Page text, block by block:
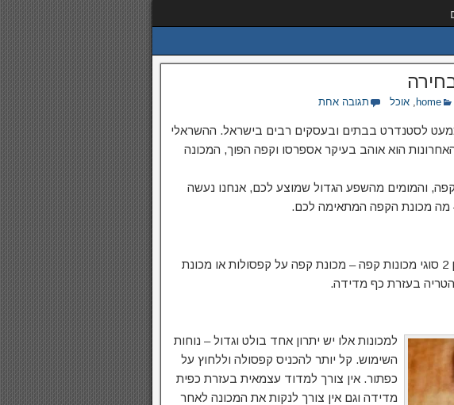
home
,אוכל תגובה אחת
לסטנדרט בבתים ובעסקים רבים בישראל. ההשראלי
הוא אוהב בעיקר אספרסו וקפה הפוך, המכונה
והמומים מהשפע הגדול שמוצע לכם, אנחנו נעשה
מה מכונת הקפה המתאימה לכם.
החלוקה הגסה הראשונית כיום היא בין 2 סוגי מכונות קפה – מכונת קפה על קפסולות או מכונת
בעזרת כף מדידה.
למכונות אלו יש יתרון אחד בולט וגדול – נוחות
השימוש. קל יותר להכניס קפסולה וללחוץ על
כפתור. אין צורך למדוד עצמאית בעזרת כפית
מדידה וגם אין צורך לנקות את המכונה לאחר